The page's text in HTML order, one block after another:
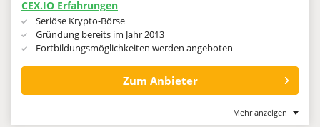
CEX.IO Erfahrungen
Seriöse Krypto-Börse
Gründung bereits im Jahr 2013
Fortbildungsmöglichkeiten werden angeboten
Zum Anbieter
Mehr anzeigen